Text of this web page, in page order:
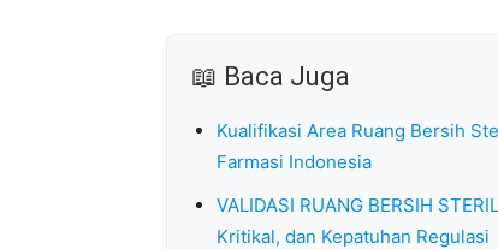
📖 Baca Juga
Kualifikasi Area Ruang Bersih
Farmasi Indonesia
VALIDASI RUANG BERSIH
Kritikal, dan Kepatuhan Regulasi